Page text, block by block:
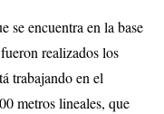
se encuentra en la base
realizados los
trabajando en el
metros lineales, que